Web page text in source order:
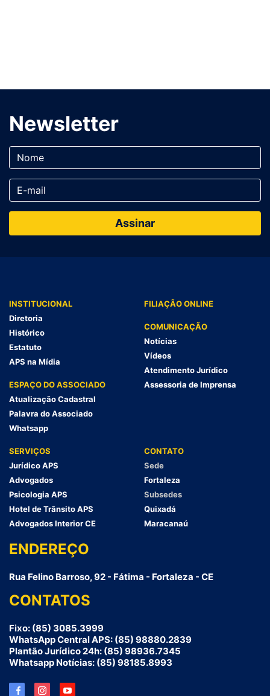
Newsletter
INSTITUCIONAL
Diretoria
Histórico
Estatuto
APS na Mídia
ESPAÇO DO ASSOCIADO
Atualização Cadastral
Palavra do Associado
Whatsapp
FILIAÇÃO ONLINE
COMUNICAÇÃO
Notícias
Vídeos
Atendimento Jurídico
Assessoria de Imprensa
SERVIÇOS
Jurídico APS
Advogados
Psicologia APS
Hotel de Trânsito APS
Advogados Interior CE
CONTATO
Sede
Fortaleza
Subsedes
Quixadá
Maracanaú
ENDEREÇO
Rua Felino Barroso, 92 - Fátima - Fortaleza - CE
CONTATOS
Fixo: (85) 3085.3999
WhatsApp Central APS: (85) 98880.2839
Plantão Jurídico 24h: (85) 98936.7345
Whatsapp Notícias: (85) 98185.8993